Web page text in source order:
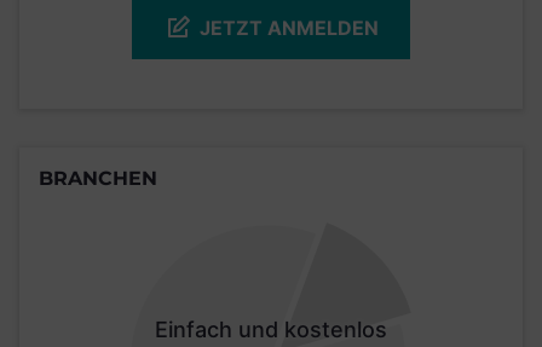
JETZT ANMELDEN
BRANCHEN
Einfach und kostenlos